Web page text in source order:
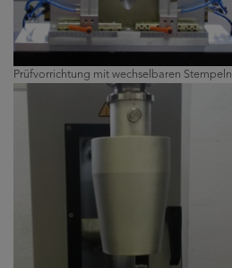
Prüfvorrichtung mit wechselbaren Stempeln